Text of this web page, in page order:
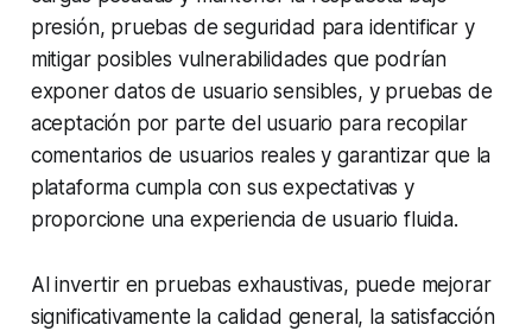
presión, pruebas de seguridad para identificar y
mitigar posibles vulnerabilidades que podrían
exponer datos de usuario sensibles, y pruebas de
aceptación por parte del usuario para recopilar
comentarios de usuarios reales y garantizar que la
plataforma cumpla con sus expectativas y
proporcione una experiencia de usuario fluida.
Al invertir en pruebas exhaustivas, puede mejorar
significativamente la calidad general, la satisfacción